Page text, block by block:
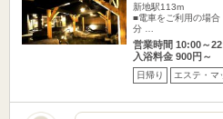
新地駅113m
■電車をご利用の場
分 …
営業時間 10:00～
入浴料金 900円～
日帰り エステ・マ